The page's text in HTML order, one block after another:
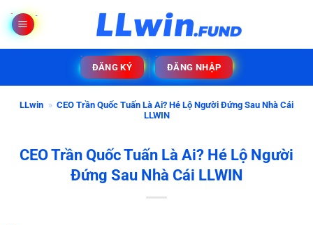
qua
nội
ĐĂNG KÝ ĐĂNG NHẬP
LLwin » CEO Trần Quốc Tuấn Là Ai? Hé Lộ Người Đứng Sau Nhà Cái
LLWIN
CEO Trần Quốc Tuấn Là Ai? Hé Lộ Người
Đứng Sau Nhà Cái LLWIN